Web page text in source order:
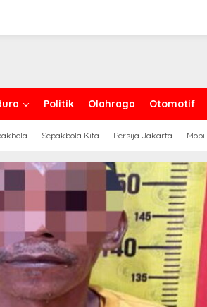
Politik Olahraga Otomotif
Sepakbola Kita Persija Jakarta Mobil